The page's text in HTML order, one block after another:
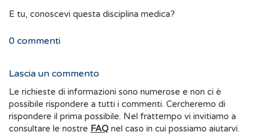
E tu, conoscevi questa disciplina medica?
0 commenti
Lascia un commento
Le richieste di informazioni sono numerose e non ci è
possibile rispondere a tutti i commenti. Cercheremo di
rispondere il prima possibile. Nel frattempo vi invitiamo a
consultare le nostre FAQ nel caso in cui possiamo aiutarvi.